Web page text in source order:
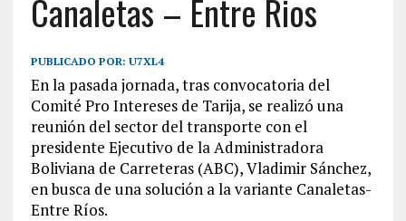
Canaletas – Entre Rios
PUBLICADO POR: U7XL4
En la pasada jornada, tras convocatoria del
Comité Pro Intereses de Tarija, se realizó una
reunión del sector del transporte con el
presidente Ejecutivo de la Administradora
Boliviana de Carreteras (ABC), Vladimir Sánchez,
en busca de una solución a la variante Canaletas-
Entre Ríos.